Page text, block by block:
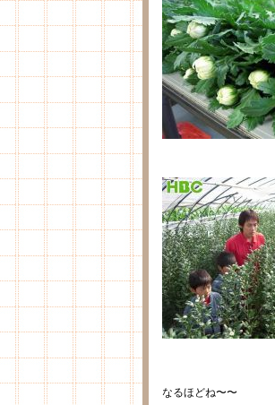
なるほどね〜〜